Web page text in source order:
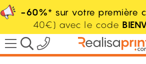
-60%* sur votre première
40€) avec le code
/ Fournitures de bureau &
Écriture / Crayon